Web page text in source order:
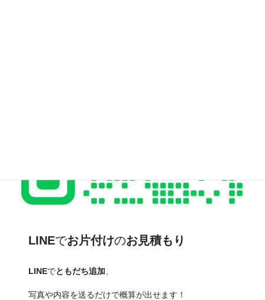
LINEでお片付けのお見積もり
LINEでともだち追加
写真や内容を送るだけで概算が出せます！